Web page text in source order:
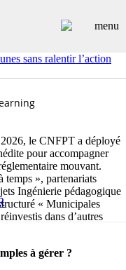
sans ralentir l’action
le CNFPT a déployé
pour accompagner
mouvant.
», partenariats
Ingénierie pédagogique
« Municipales
dans d’autres
à gérer ?